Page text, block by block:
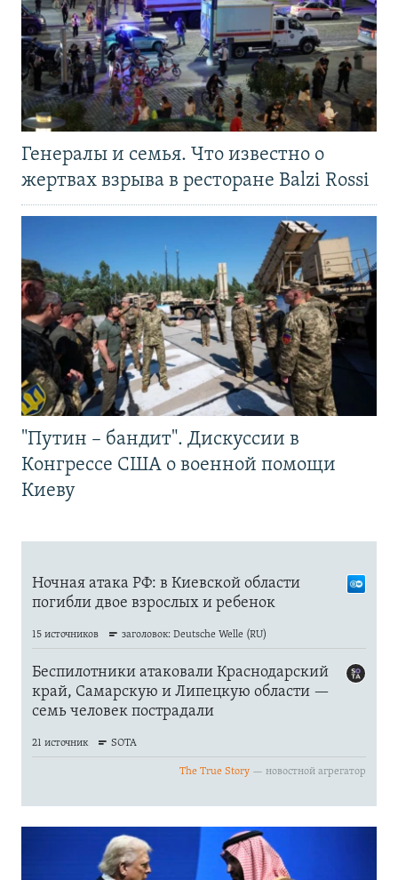
Генералы и семья. Что известно о
жертвах взрыва в ресторане Balzi Rossi
"Путин – бандит". Дискуссии в
Конгрессе США о военной помощи
Киеву